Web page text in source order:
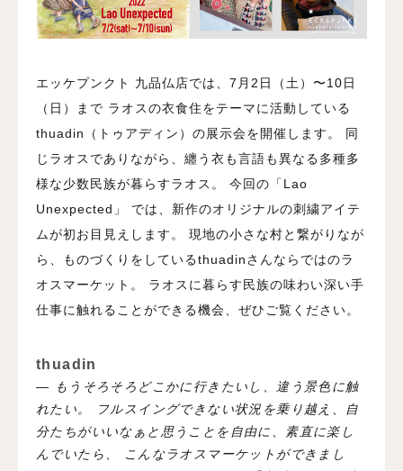
エッケプンクト 九品仏店では、7月2日（土）〜10日
（日）まで ラオスの衣食住をテーマに活動している
thuadin（トゥアディン）の展示会を開催します。
同
じラオスでありながら、纏う衣も言語も異なる多種多
様な少数民族が暮らすラオス。
今回の「Lao
Unexpected」 では、新作のオリジナルの刺繍アイテ
ムが初お目見えします。
現地の小さな村と繋がりなが
ら、ものづくりをしているthuadinさんならではのラ
オスマーケット。
ラオスに暮らす民族の味わい深い手
仕事に触れることができる機会、ぜひご覧ください。
thuadin
— もうそろそろどこかに行きたいし、違う景色に触
れたい。
フルスイングできない状況を乗り越え、自
分たちがいいなぁと思うことを自由に、素直に楽し
んでいたら、
こんなラオスマーケットができまし